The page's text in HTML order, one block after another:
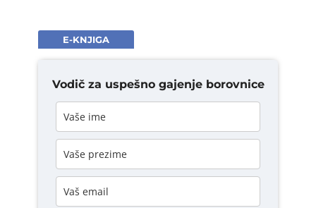
E-KNJIGA
Vodič za uspešno gajenje borovnice